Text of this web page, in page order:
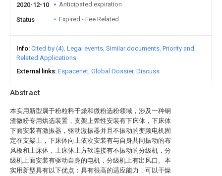
Abstract
本实用新型属于粉粒料干燥和微粉选粉领域，涉及一种钢
渣微粉专用烘选装置，支架上弹性安装有下床体，下床体
下面安装有激振器，驱动激振器并且不振动的变频电机固
定在支架上，下床体向上依次安装有与自身共同振动的布
风板和上床体，上床体上方软连接有不振动的分级机，分
级机上面安装有驱动自身的电机，分级机上有出风口。本
实用新型具有以下优点：具有很高的适应能力，可以干燥
2020-12-10 Anticipated expiration
Status Expired - Fee Related
Info Cited by (4) Legal events Similar documents Priority and
Related Applications
External links Espacenet Global Dossier Discuss